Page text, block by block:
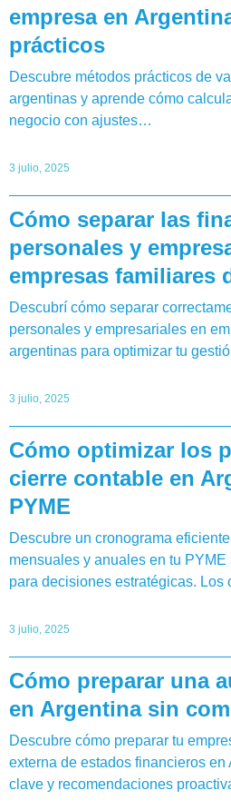
empresa en
prácticos
Descubre métodos prácticos de
argentinas y aprende cómo
negocio con ajustes…
3 julio, 2025
Cómo separar las
personales y
empresas familiares
Descubrí cómo separar
personales y empresariales en
argentinas para optimizar tu
3 julio, 2025
Cómo optimizar los
cierre contable en
PYME
Descubre un cronograma
mensuales y anuales en tu
para decisiones estratégicas. Los
3 julio, 2025
Cómo preparar una
en Argentina sin
Descubre cómo preparar tu
externa de estados financieros en
clave y recomendaciones